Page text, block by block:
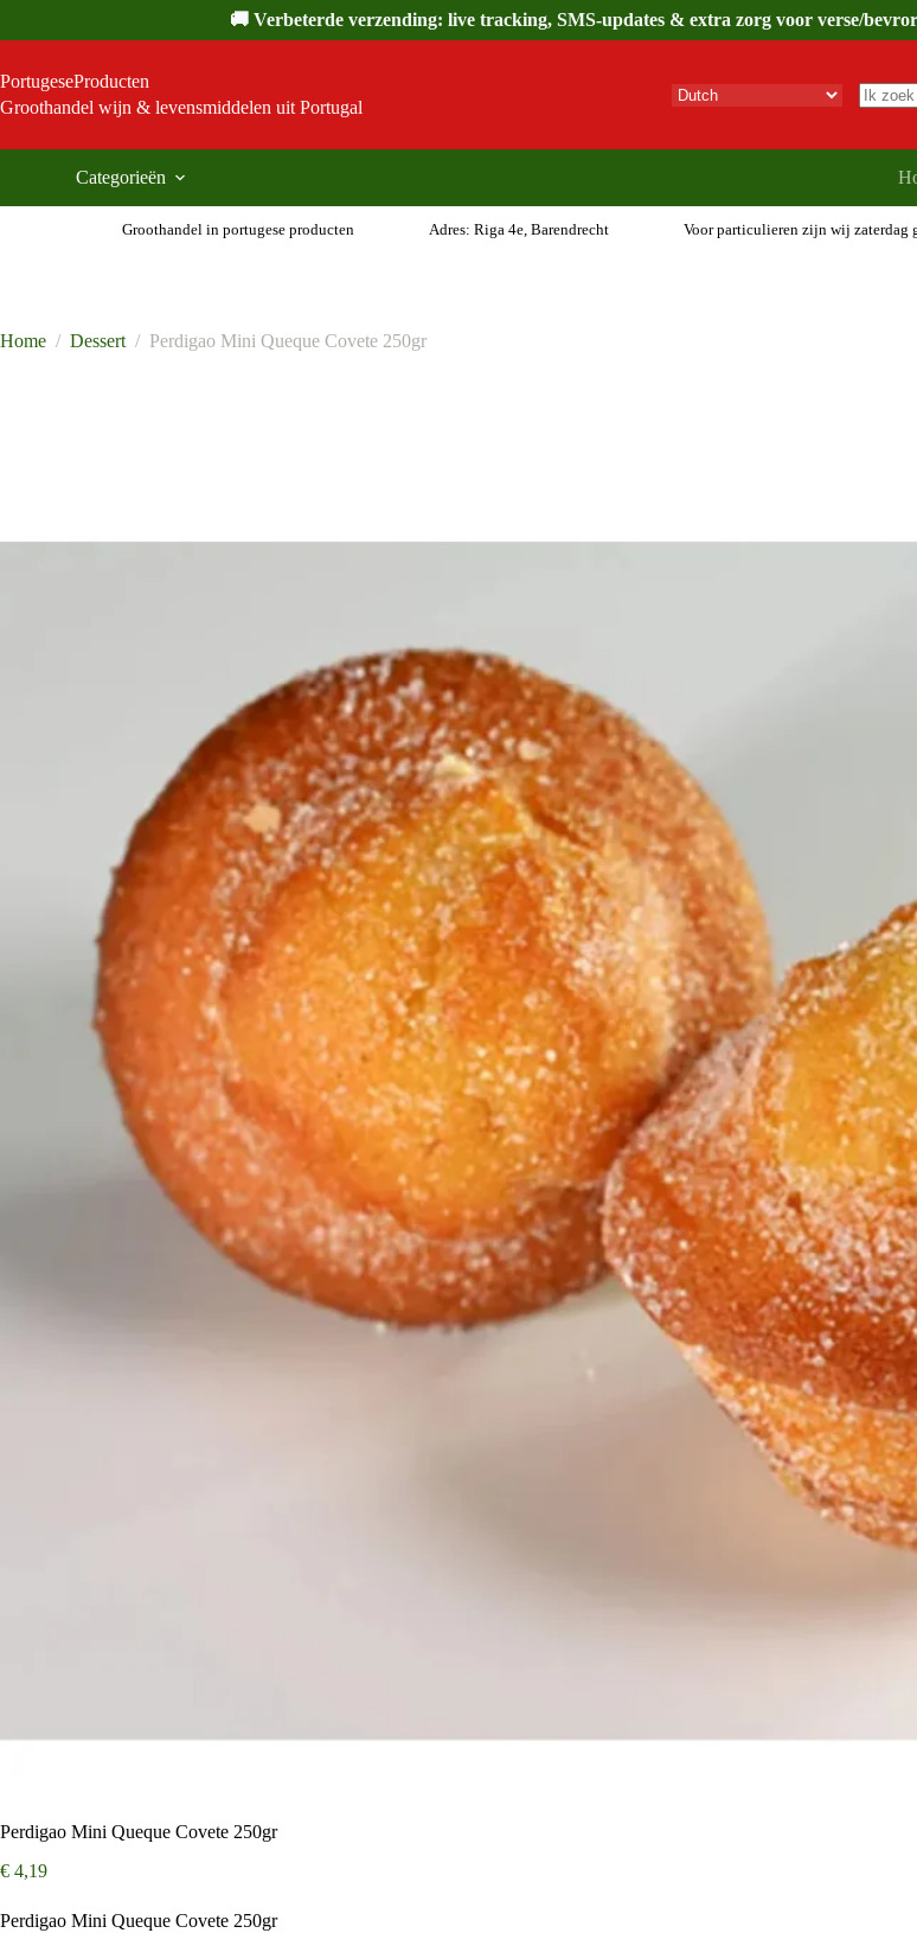
inhoud
🚚 Verbeterde verzending: live tracking, SMS-updates & extra zorg voor verse/
PortugeseProducten
Groothandel wijn & levensmiddelen uit Portugal
Categorieën
Groothandel in portugese producten Adres: Riga 4e, Barendrecht Voor particulieren zijn wij zaterdag
Home / Dessert / Perdigao Mini Queque Covete 250gr
Perdigao Mini Queque Covete 250gr
€ 4,19
Perdigao Mini Queque Covete 250gr